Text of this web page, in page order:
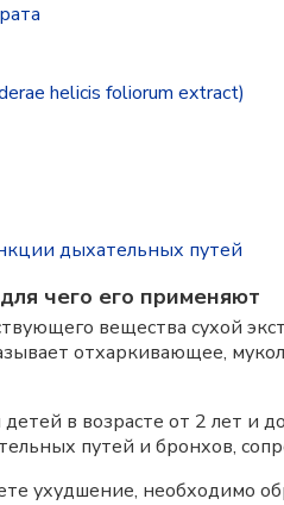
helicis foliorum extract)
дыхательных путей
чего его применяют
вещества сухой
отхаркивающее,
в возрасте от 2 лет и
путей и бронхов,
ухудшение, необходимо